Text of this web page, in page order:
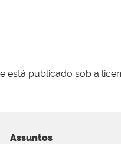
está publicado sob a
Assuntos